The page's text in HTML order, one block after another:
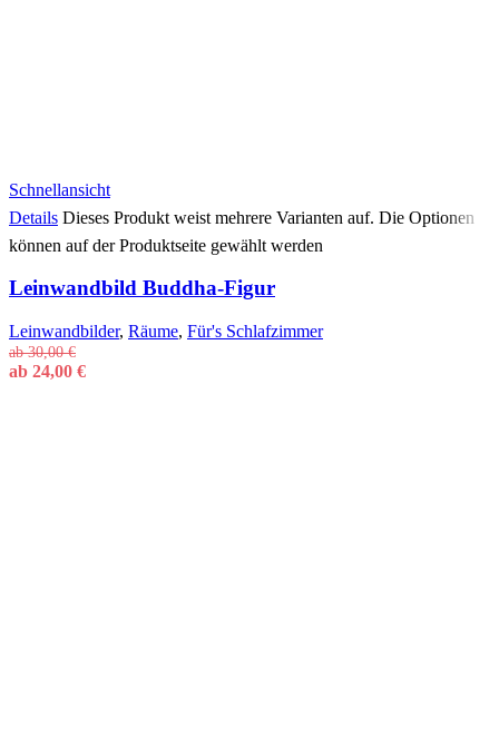
Schnellansicht
Details Dieses Produkt weist mehrere Varianten auf. Die Optionen
können auf der Produktseite gewählt werden
Leinwandbild Buddha-Figur
Leinwandbilder, Räume, Für's Schlafzimmer
ab30,00€
ab 24,00 €